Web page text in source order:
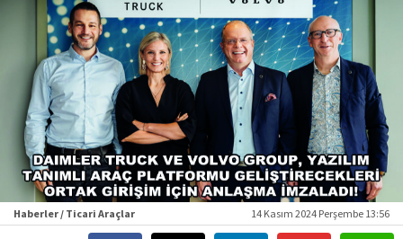
Haberler / Ticari Araçlar 14 Kasım 2024 Perşembe 13:56